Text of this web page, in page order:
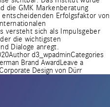
die GMK Markenberatung
Erfolgsfaktor von
versteht sich als Impulsgeber
die wichtigsten
Dialoge anregt.
Author d3_wpadminCategories
Brand AwardLeave a
Design von Dürr